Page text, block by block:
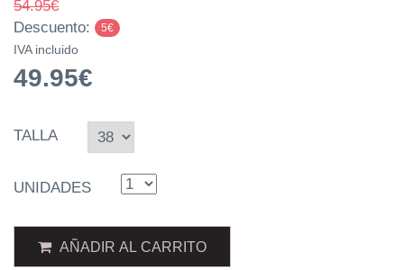
54.95€
Descuento:
5€
IVA incluido
49.95€
TALLA
UNIDADES
AÑADIR AL CARRITO